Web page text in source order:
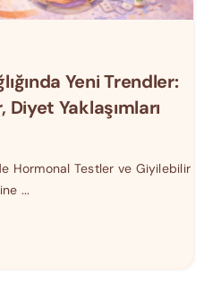
Yeni Trendler:
Yaklaşımları
Hormonal Testler ve Giyilebilir
...